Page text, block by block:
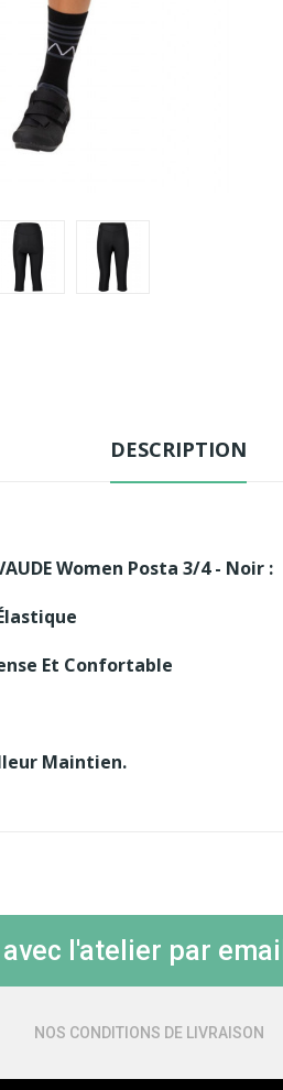
DESCRIPTION
Women Posta 3/4 - Noir :
Et Confortable
Maintien.
avec l'atelier par
NOS CONDITIONS DE LIVRAISON